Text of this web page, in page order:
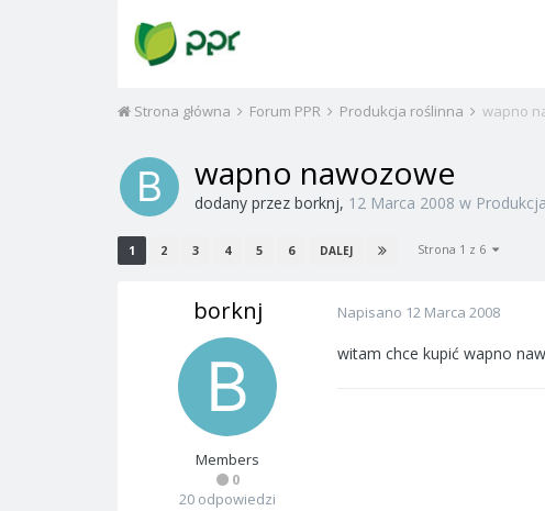
Strona główna Forum PPR Produkcja roślinna wapno
wapno nawozowe
dodany przez borknj, 12 Marca 2008 w
1 2 3 4 5 6 DALEJ Strona 1 z 6
borknj
Members
0
20 odpowiedzi
Napisano 12 Marca 2008
witam chce kupić wapno